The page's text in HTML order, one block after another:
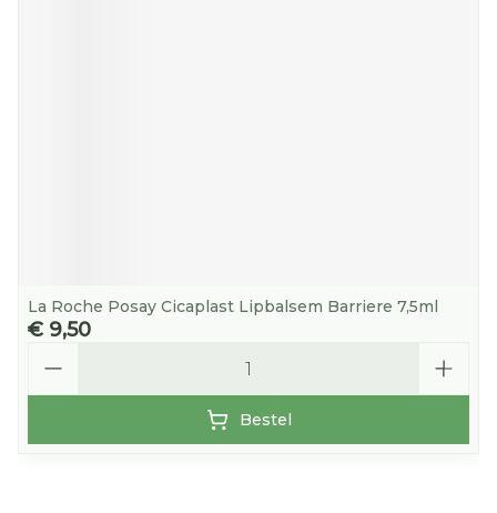
La Roche Posay Cicaplast Lipbalsem Barriere 7,5ml
€ 9,50
Bestel